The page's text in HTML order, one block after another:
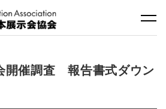
開催調査 報告書式ダウン